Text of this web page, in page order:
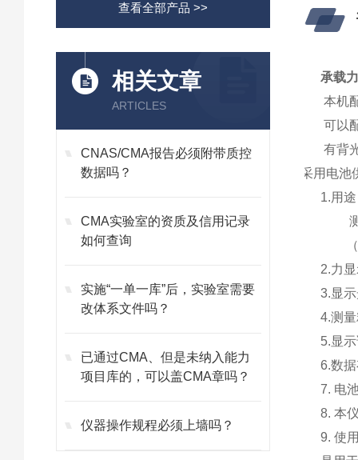
查看全部产品 >>
相关文章
ARTICLES
CNAS/CMA报告必须附带质控
数据吗？
CMA实验室的资质及信用记录
如何查询
实施“一单一库”后，实验室需要
改体系文件吗？
已通过CMA、但是未纳入能力
项目库的，可以盖CMA章吗？
仪器操作规程必须上墙吗？
承载
本机
可以
有背
采用电池
1.用
测
（
2.力
3.显
4.测
5.显
6.数
7.
8. 本
9. 使